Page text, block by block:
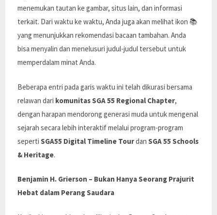
menemukan tautan ke gambar, situs lain, dan informasi
terkait. Dari waktu ke waktu, Anda juga akan melihat ikon 📚
yang menunjukkan rekomendasi bacaan tambahan. Anda
bisa menyalin dan menelusuri judul-judul tersebut untuk
memperdalam minat Anda.
Beberapa entri pada garis waktu ini telah dikurasi bersama
relawan dari komunitas SGA 55 Regional Chapter,
dengan harapan mendorong generasi muda untuk mengenal
sejarah secara lebih interaktif melalui program-program
sepertiSGA55 Digital Timeline TourdanSGA 55 Schools
& Heritage.
Benjamin H. Grierson – Bukan Hanya Seorang Prajurit
Hebat dalam Perang Saudara